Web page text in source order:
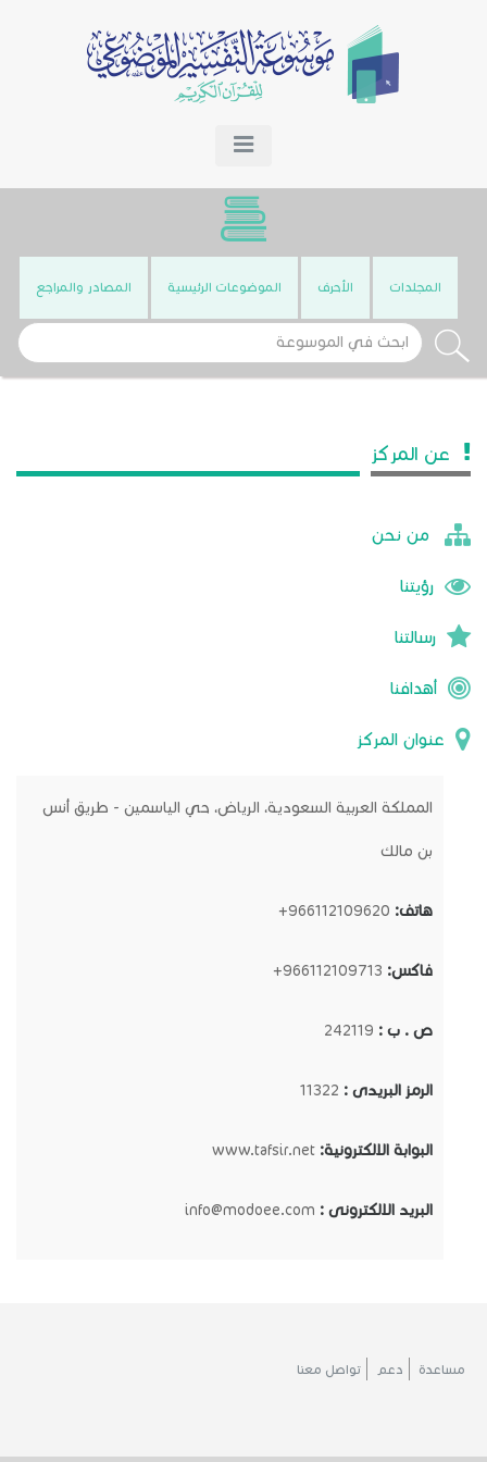
المجلدات الأحرف الموضوعات الرئيسية المصادر والمراجع
عن المركز
من نحن
رؤيتنا
رسالتنا
أهدافنا
عنوان المركز
المملكة العربية السعودية، الرياض، حي الياسمين - طريق أنس
بن مالك
هاتف:
فاكس:
ص . ب :
الرمز البريدى :
البوابة الالكترونية:
البريد الالكترونى :
مساعدة دعم تواصل معنا